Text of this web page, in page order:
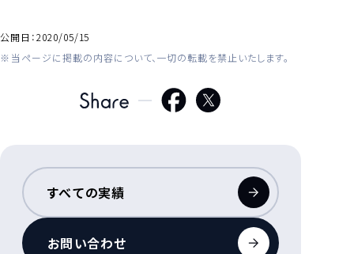
公開日：2020/05/15
当ページに掲載の内容について、一切の転載を禁止いたします。
すべての実績
お問い合わせ